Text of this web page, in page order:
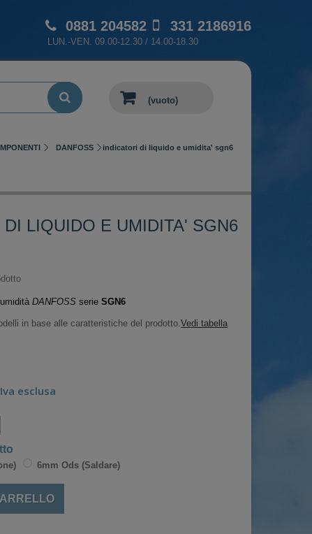
0881 204582 331 2186916
LUN.-VEN. 09.00-12.30 / 14.00-18.30
(vuoto)
DANFOSS indicatori di liquido e umidita' sgn6
DI LIQUIDO E UMIDITA' SGN6
umiditàDANFOSS serieSGN6
in base alle caratteristiche del prodotto.Vedi tabella
Iva esclusa
6mm Ods (Saldare)